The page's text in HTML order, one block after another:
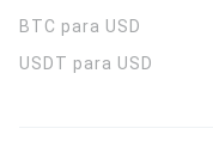
BTC para USD
USDT para USD